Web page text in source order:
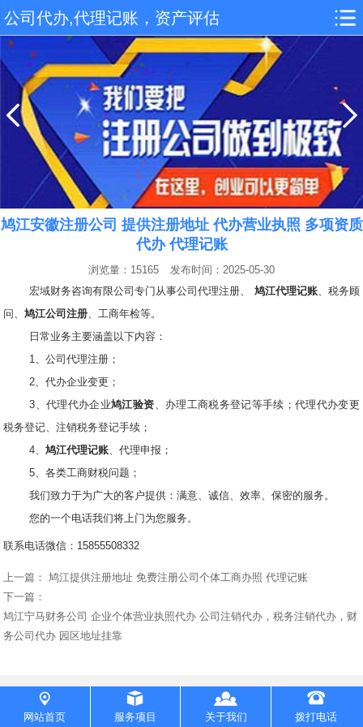
公司代办,代理记账，资产评估
鸠江安徽注册公司 提供注册地址 代办营业执照 多项资质
代办 代理记账
浏览量：15165
发布时间：2025-05-30
宏域财务咨询有限公司专门从事公司代理注册、 鸠江代理记账、税务顾
问、鸠江公司注册 、工商年检等。
日常业务主要涵盖以下内容：
1、公司代理注册；
2、代办企业变更；
3、代理代办企业鸠江验资 、办理工商税务登记等手续；代理代办变更
税务登记、注销税务登记手续；
4、鸠江代理记账 、代理申报；
5、各类工商财税问题；
我们致力于为广大的客户提供：满意、诚信、效率、保密的服务。
您的一个电话我们将上门为您服务。
联系电话微信：15855508332
上一篇：鸠江提供注册地址 免费注册公司个体工商办照 代理记账
下一篇：
鸠江宁马财务公司 企业个体营业执照代办 公司注销代办，税务注销代办，财
务公司代办 园区地址挂靠
by 宏域财务 企袋鼠—工商税务一站式服务平台 www.d3f.com
皖ICP备
19001197号-3
网站首页 服务项目 关于我们 拨打电话